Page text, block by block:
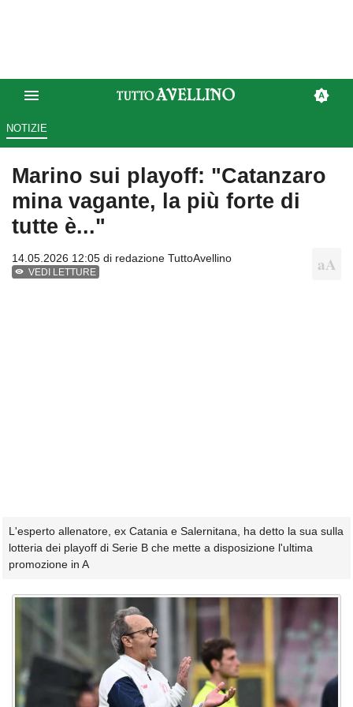
NOTIZIE
Marino sui playoff: "Catanzaro
mina vagante, la più forte di
tutte è..."
14.05.2026 12:05 di redazione TuttoAvellino
VEDI LETTURE
L'esperto allenatore, ex Catania e Salernitana, ha detto la sua sulla
lotteria dei playoff di Serie B che mette a disposizione l'ultima
promozione in A